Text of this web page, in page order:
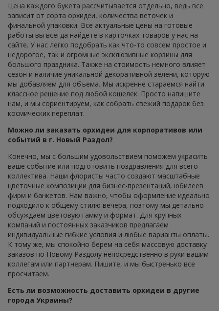
Цена каждого букета рассчитывается отдельно, ведь все
зависит от сорта орхидеи, количества веточек и
финальной упаковки. Все актуальные цены на готовые
работы вы всегда найдете в карточках товаров у нас на
сайте. У нас легко подобрать как что-то совсем простое и
недорогое, так и огромные эксклюзивные корзины для
большого праздника. Также на стоимость немного влияет
сезон и наличие уникальной декоративной зелени, которую
мы добавляем для объема. Мы искренне стараемся найти
классное решение под любой кошелек. Просто напишите
нам, и мы сориентируем, как собрать свежий подарок без
космических переплат.
Можно ли заказать орхидеи для корпоративов или
событий в г. Новый Раздол?
Конечно, мы с большим удовольствием поможем украсить
ваше событие или подготовить поздравления для всего
коллектива. Наши флористы часто создают масштабные
цветочные композиции для бизнес-презентаций, юбилеев
фирм и банкетов. Нам важно, чтобы оформление идеально
подходило к общему стилю вечера, поэтому мы детально
обсуждаем цветовую гамму и формат. Для крупных
компаний и постоянных заказчиков предлагаем
индивидуальные гибкие условия и любые варианты оплаты.
К тому же, мы спокойно берем на себя массовую доставку
заказов по Новому Раздолу непосредственно в руки вашим
коллегам или партнерам. Пишите, и мы быстренько все
просчитаем.
Есть ли возможность доставить орхидеи в другие
города Украины?